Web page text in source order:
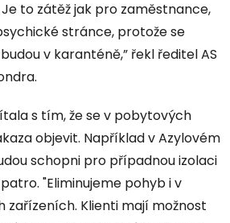
to zátěž jak pro zaměstnance,
stránce, protože se
v karanténě,” řekl ředitel AS
s tím, že se v pobytových
objevit. Například v Azylovém
schopni pro případnou izolaci
"Eliminujeme pohyb i v
Klienti mají možnost